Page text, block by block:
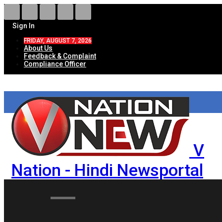
Sign In
FRIDAY, AUGUST 7, 2026
About Us
Feedback & Complaint
Compliance Officer
V
Nation - Hindi Newsportal